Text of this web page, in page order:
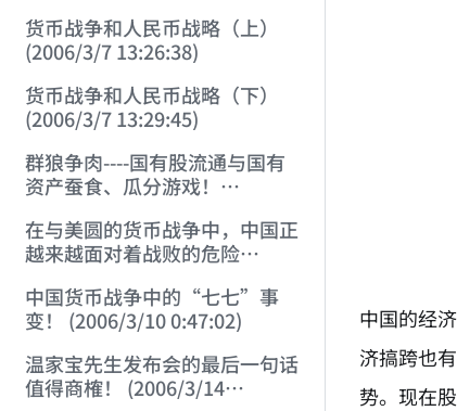
货币战争和人民币战略（上）
(2006/3/7 13:26:38)
货币战争和人民币战略（下）
(2006/3/7 13:29:45)
群狼争肉----国有股流通与国有
资产蚕食、瓜分游戏！
在与美圆的货币战争中，中国正
越来越面对着战败的危险
中国货币战争中的“七七”事
变！ (2006/3/10 0:47:02)
温家宝先生发布会的最后一句话
值得商榷！ (2006/3/14
中国的经
济搞跨也
势。现在